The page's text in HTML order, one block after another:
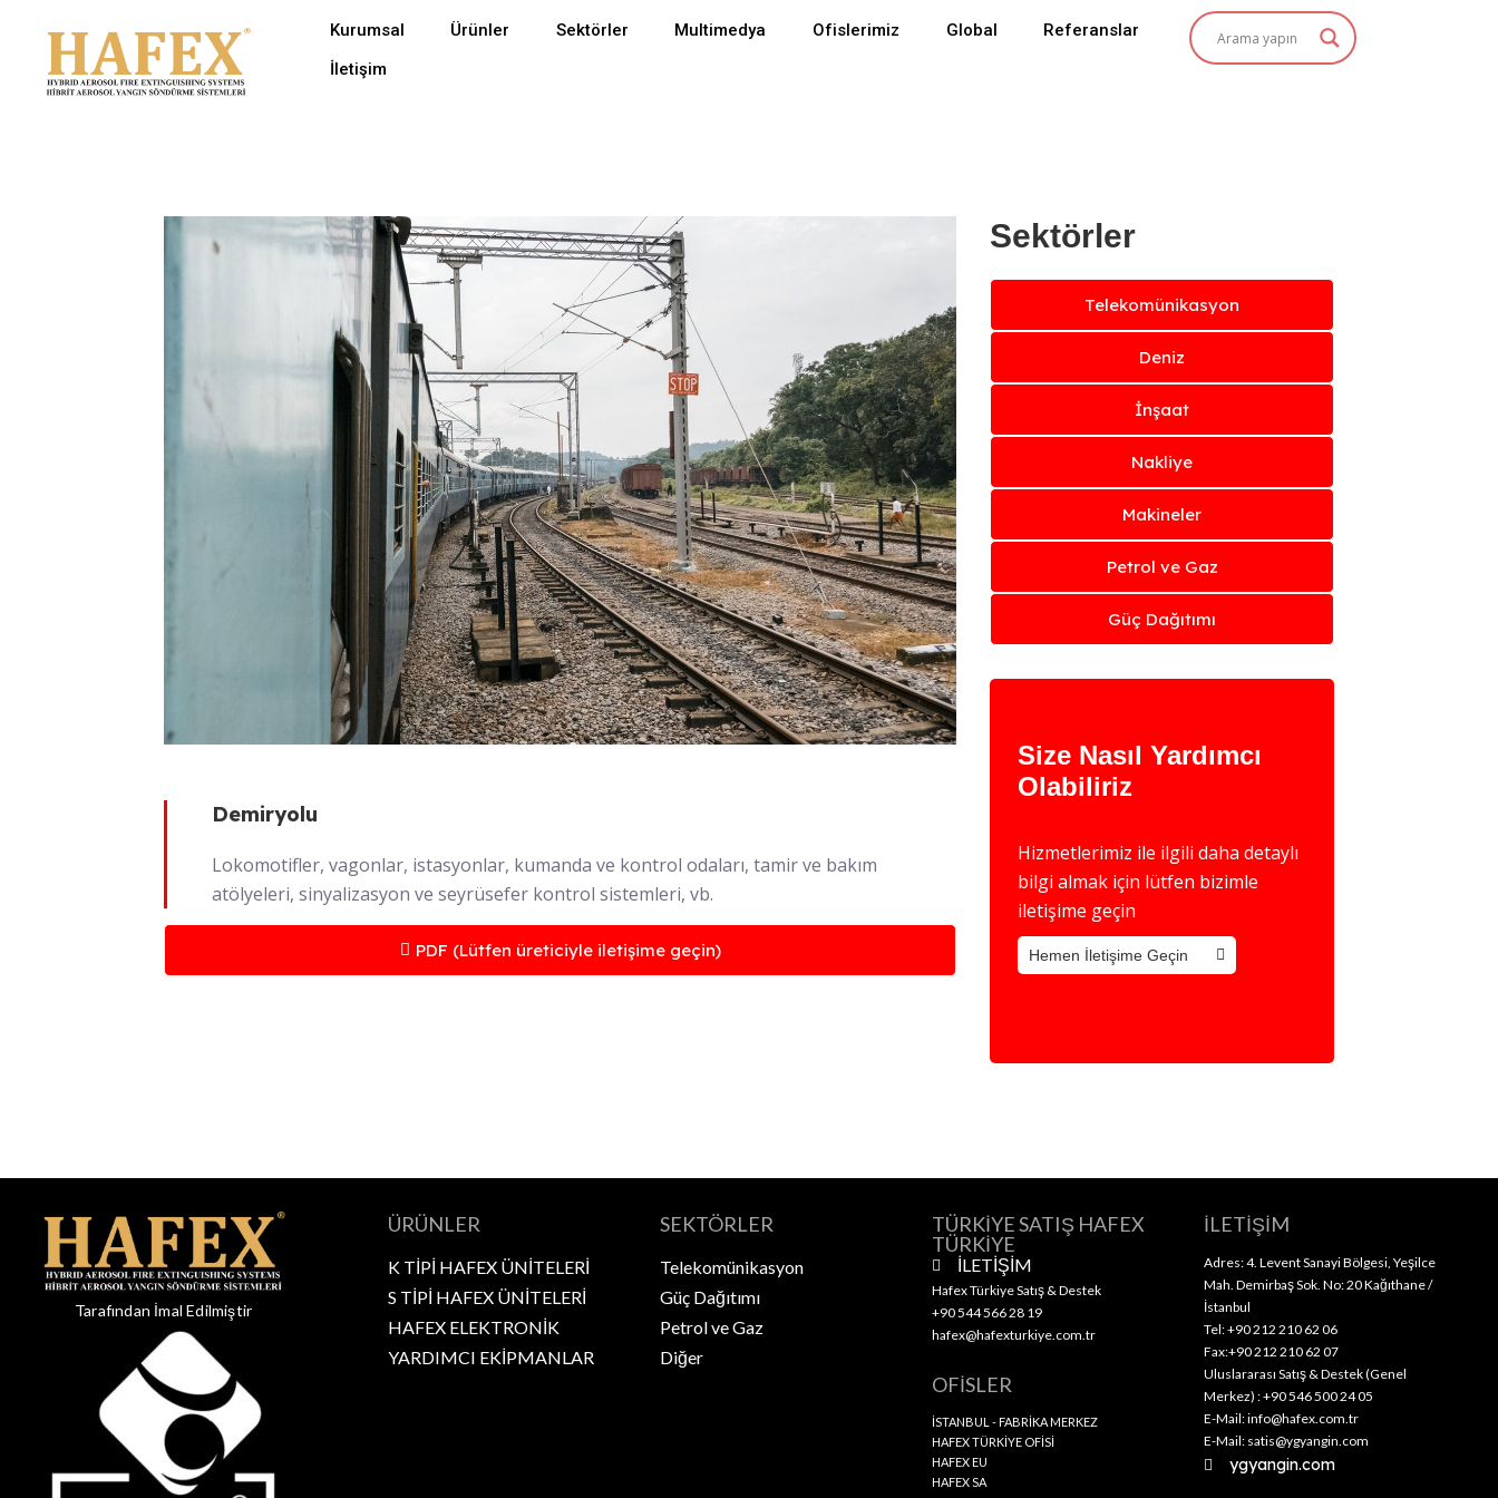
İçeriğe
geç
Kurumsal Ürünler Sektörler Multimedya Ofislerimiz Global
Referanslar
İletişim
Demiryolu
Lokomotifler, vagonlar, istasyonlar, kumanda ve kontrol odaları, tamir ve bakım
atölyeleri, sinyalizasyon ve seyrüsefer kontrol sistemleri, vb.
PDF (Lütfen üreticiyle iletişime geçin)
Sektörler
Telekomünikasyon
Deniz
İnşaat
Nakliye
Makineler
Petrol ve Gaz
Güç Dağıtımı
Size Nasıl Yardımcı
Olabiliriz
Hizmetlerimiz ile ilgili daha detaylı
bilgi almak için lütfen bizimle
iletişime geçin
Hemen İletişime Geçin
Tarafından İmal Edilmiştir
ÜRÜNLER
K TİPİ HAFEX ÜNİTELERİ
S TİPİ HAFEX ÜNİTELERİ
HAFEX ELEKTRONİK
YARDIMCI EKİPMANLAR
SEKTÖRLER
Telekomünikasyon
Güç Dağıtımı
Petrol ve Gaz
Diğer
TÜRKİYE SATIŞ HAFEX
TÜRKİYE
İLETİŞİM
Hafex Türkiye Satış & Destek
+90 544 566 28 19
hafex@hafexturkiye.com.tr
OFİSLER
İSTANBUL - FABRİKA MERKEZ
HAFEX TÜRKİYE OFİSİ
HAFEX EU
HAFEX SA
İLETİŞİM
Adres: 4. Levent Sanayi Bölgesi, Yeşilce
Mah. Demirbaş Sok. No: 20 Kağıthane /
İstanbul
Tel: +90 212 210 62 06
Fax:+90 212 210 62 07
Uluslararası Satış & Destek (Genel
Merkez) : +90 546 500 24 05
E-Mail: info@hafex.com.tr
E-Mail: satis@ygyangin.com
ygyangin.com